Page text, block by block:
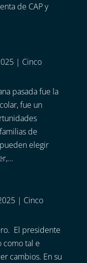
de CAP y
| Cinco
pasada fue la
fue un
de
elegir
| Cinco
El presidente
como tal e
cambios. En su